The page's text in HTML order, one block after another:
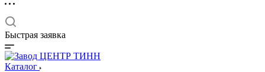
Быстрая заявка
Каталог